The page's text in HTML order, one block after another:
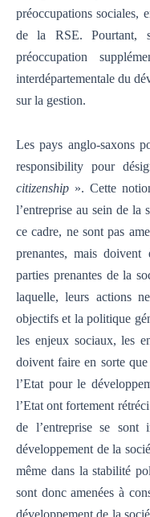
préoccupations sociales,
de la RSE. Pourtant,
préoccupation
interdépartementale du
sur la gestion.
Les pays anglo-saxons
responsibility pour
citizenship ». Cette
l’entreprise au sein de la
ce cadre, ne sont pas
prenantes, mais doivent
parties prenantes de la
laquelle, leurs actions
objectifs et la politique
les enjeux sociaux, les
doivent faire en sorte
l’Etat pour le
l’Etat ont fortement
de l’entreprise se sont
développement de la
même dans la stabilité
sont donc amenées à
développement de la